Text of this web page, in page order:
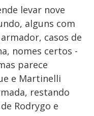
levar nove
alguns com
casos de
nomes certos -
parece
e Martinelli
restando
Rodrygo e